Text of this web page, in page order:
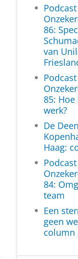
86:
van
85:
werk?
De
Haag:
84:
team
Een
geen
column